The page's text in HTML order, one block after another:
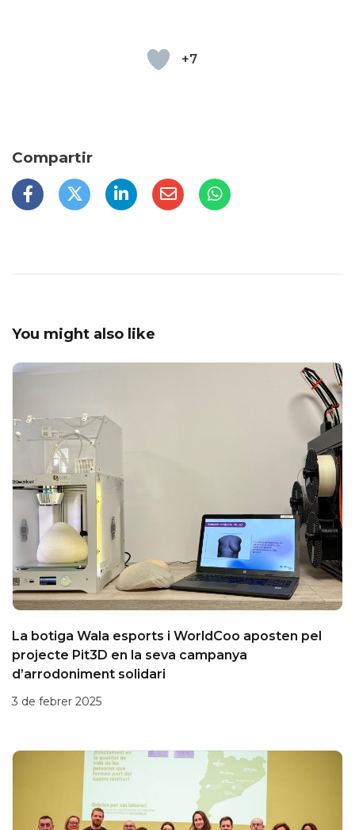
+7
You might also like
La botiga Wala esports i WorldCoo aposten pel
projecte Pit3D en la seva campanya
d’arrodoniment solidari
3 de febrer 2025